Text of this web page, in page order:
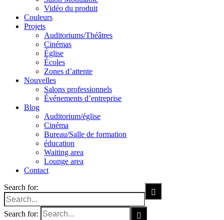
Vidéo du produit
Couleurs
Projets
Auditoriums/Théâtres
Cinémas
Église
Écoles
Zones d’attente
Nouvelles
Salons professionnels
Événements d’entreprise
Blog
Auditorium/église
Cinéma
Bureau/Salle de formation
éducation
Waiting area
Lounge area
Contact
Search for:
Search for: